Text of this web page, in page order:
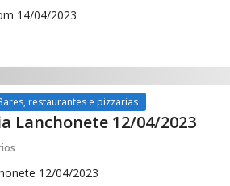
14/04/2023
restaurantes e pizzarias
Lanchonete 12/04/2023
12/04/2023